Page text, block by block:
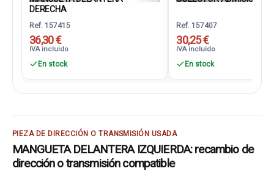
DERECHA
Ref. 157415
36,30 €
IVA incluido
En stock
Ref. 157407
30,25 €
IVA incluido
En stock
PIEZA DE DIRECCIÓN O TRANSMISIÓN USADA
MANGUETA DELANTERA IZQUIERDA: recambio de
dirección o transmisión compatible